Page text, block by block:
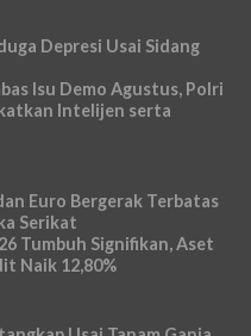
Depresi Usai Sidang
Isu Demo Agustus, Polri
Intelijen serta
Euro Bergerak Terbatas
Serikat
Tumbuh Signifikan, Aset
Naik 12,80%